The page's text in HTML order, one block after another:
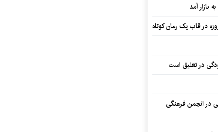
بازار آمد
در تعلیق است
در انجمن فرهنگی